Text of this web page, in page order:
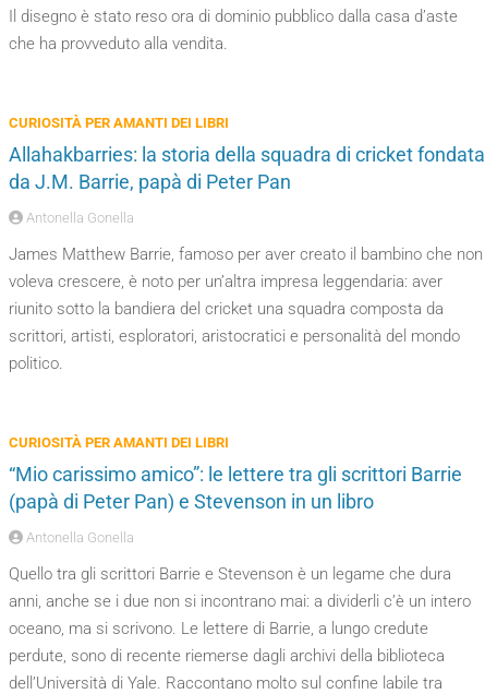
Il disegno è stato reso ora di dominio pubblico dalla casa d’aste
che ha provveduto alla vendita.
CURIOSITÀ PER AMANTI DEI LIBRI
Allahakbarries: la storia della squadra di cricket fondata
da J.M. Barrie, papà di Peter Pan
Antonella Gonella
James Matthew Barrie, famoso per aver creato il bambino che non
voleva crescere, è noto per un’altra impresa leggendaria: aver
riunito sotto la bandiera del cricket una squadra composta da
scrittori, artisti, esploratori, aristocratici e personalità del mondo
politico.
CURIOSITÀ PER AMANTI DEI LIBRI
“Mio carissimo amico”: le lettere tra gli scrittori Barrie
(papà di Peter Pan) e Stevenson in un libro
Antonella Gonella
Quello tra gli scrittori Barrie e Stevenson è un legame che dura
anni, anche se i due non si incontrano mai: a dividerli c’è un intero
oceano, ma si scrivono. Le lettere di Barrie, a lungo credute
perdute, sono di recente riemerse dagli archivi della biblioteca
dell’Università di Yale. Raccontano molto sul confine labile tra